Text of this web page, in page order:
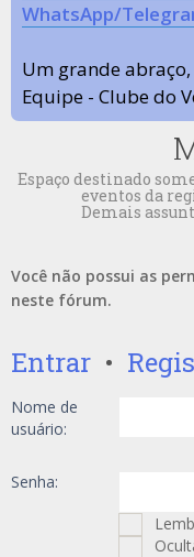
WhatsApp/
Um grande abraço,
Equipe - Clube do
Espaço destinado
eventos da
Demais
Você não possui as
neste fórum.
Entrar •
Nome de
usuário:
Senha: